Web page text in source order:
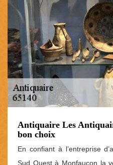
Antiquaire Les
bon choix
En confiant à l’entreprise
Sud Ouest à Monfaucon la